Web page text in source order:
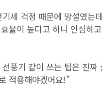
세 걱정 때문에 망설였는
율이 높다고 하니 안심하
풍기 같이 쓰는 팁은 진짜
적용해야겠어요!"